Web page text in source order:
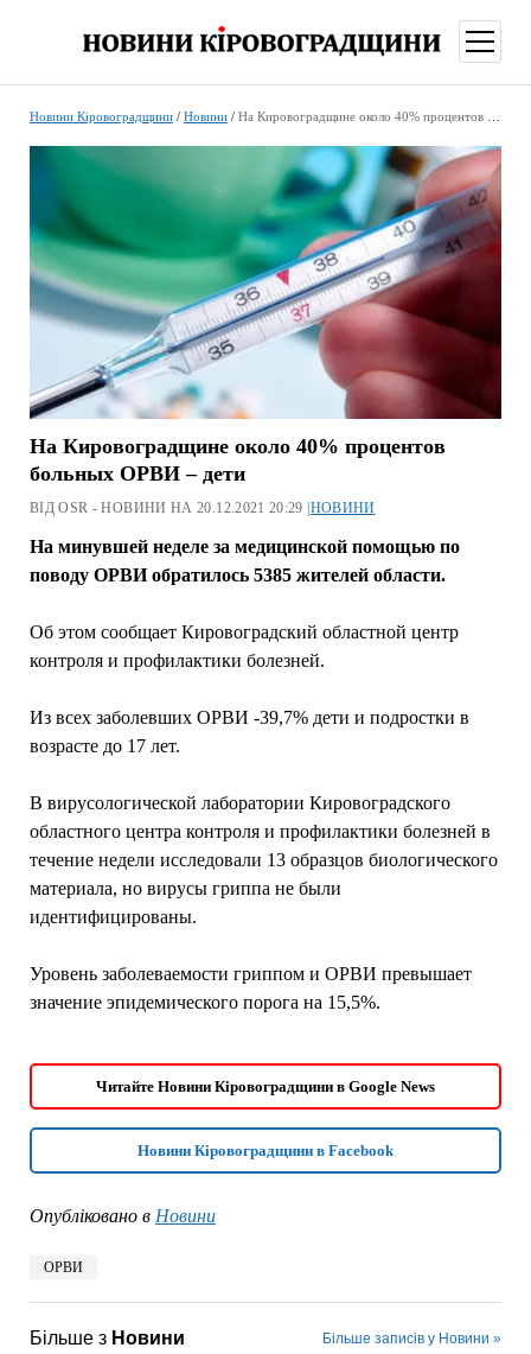
меню
Новини Кіровоградщини/ Новини/ На Кировоградщине около 40% процентов больных ОРВИ – дети
На Кировоградщине около 40% процентов
больных ОРВИ – дети
ВІД OSR - НОВИНИ НА 20.12.2021 20:29 | НОВИНИ
На минувшей неделе за медицинской помощью по
поводу ОРВИ обратилось 5385 жителей области.
Об этом сообщает Кировоградский областной центр
контроля и профилактики болезней.
Из всех заболевших ОРВИ -39,7% дети и подростки в
возрасте до 17 лет.
В вирусологической лаборатории Кировоградского
областного центра контроля и профилактики болезней в
течение недели исследовали 13 образцов биологического
материала, но вирусы гриппа не были
идентифицированы.
Уровень заболеваемости гриппом и ОРВИ превышает
значение эпидемического порога на 15,5%.
Читайте Новини Кіровоградщини в Google News
Новини Кіровоградщини в Facebook
Опубліковано в Новини
ОРВИ
Більше з Новини Більше записів у Новини »